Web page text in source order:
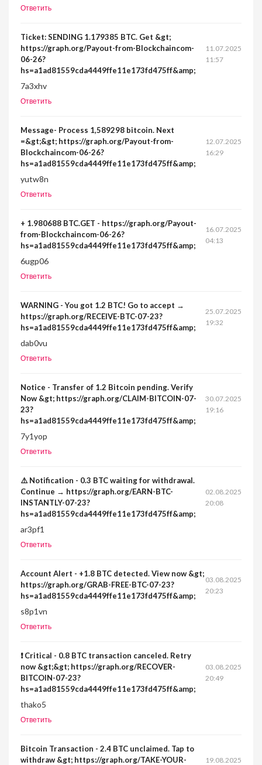
Ответить
Ticket: SENDING 1.179385 BTC. Get &gt;
https://graph.org/Payout-from-Blockchaincom-
06-26?
hs=a1ad81559cda4449ffe11e173fd475ff&amp;
11.07.2025
11:57
7a3xhv
Ответить
Message- Process 1,589298 bitcoin. Next
=&gt;&gt; https://graph.org/Payout-from-
Blockchaincom-06-26?
hs=a1ad81559cda4449ffe11e173fd475ff&amp;
12.07.2025
16:29
yutw8n
Ответить
+ 1.980688 BTC.GET - https://graph.org/Payout-
from-Blockchaincom-06-26?
hs=a1ad81559cda4449ffe11e173fd475ff&amp;
16.07.2025
04:13
6ugp06
Ответить
WARNING - You got 1.2 BTC! Go to accept →
https://graph.org/RECEIVE-BTC-07-23?
hs=a1ad81559cda4449ffe11e173fd475ff&amp;
25.07.2025
19:32
dab0vu
Ответить
Notice - Transfer of 1.2 Bitcoin pending. Verify
Now &gt; https://graph.org/CLAIM-BITCOIN-07-
23?
hs=a1ad81559cda4449ffe11e173fd475ff&amp;
30.07.2025
19:16
7y1yop
Ответить
⚠️ Notification - 0.3 BTC waiting for withdrawal.
Continue → https://graph.org/EARN-BTC-
INSTANTLY-07-23?
hs=a1ad81559cda4449ffe11e173fd475ff&amp;
02.08.2025
20:08
ar3pf1
Ответить
Account Alert - +1.8 BTC detected. View now &gt;
https://graph.org/GRAB-FREE-BTC-07-23?
hs=a1ad81559cda4449ffe11e173fd475ff&amp;
03.08.2025
20:23
s8p1vn
Ответить
❗ Critical - 0.8 BTC transaction canceled. Retry
now &gt;&gt; https://graph.org/RECOVER-
BITCOIN-07-23?
hs=a1ad81559cda4449ffe11e173fd475ff&amp;
03.08.2025
20:49
thako5
Ответить
Bitcoin Transaction - 2.4 BTC unclaimed. Tap to
withdraw &gt; https://graph.org/TAKE-YOUR-
19.08.2025